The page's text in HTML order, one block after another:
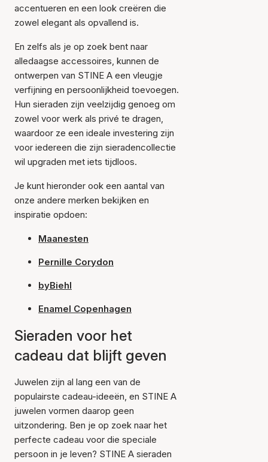
accentueren en een look creëren die
zowel elegant als opvallend is.
En zelfs als je op zoek bent naar
alledaagse accessoires, kunnen de
ontwerpen van STINE A een vleugje
verfijning en persoonlijkheid toevoegen.
Hun sieraden zijn veelzijdig genoeg om
zowel voor werk als privé te dragen,
waardoor ze een ideale investering zijn
voor iedereen die zijn sieradencollectie
wil upgraden met iets tijdloos.
Je kunt hieronder ook een aantal van
onze andere merken bekijken en
inspiratie opdoen:
Maanesten
Pernille Corydon
byBiehl
Enamel Copenhagen
Sieraden voor het
cadeau dat blijft geven
Juwelen zijn al lang een van de
populairste cadeau-ideeën, en STINE A
juwelen vormen daarop geen
uitzondering. Ben je op zoek naar het
perfecte cadeau voor die speciale
persoon in je leven? STINE A sieraden